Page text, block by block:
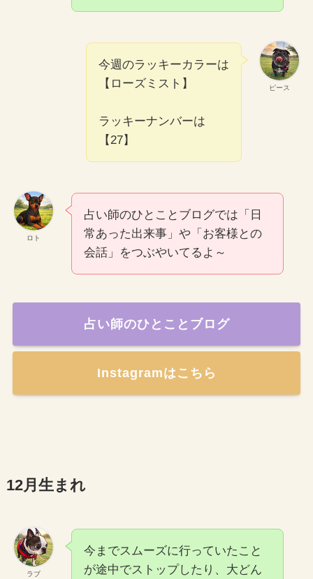
ピース
今週のラッキーカラーは
【ローズミスト】
ラッキーナンバーは
【27】
ロト
占い師のひとことブログでは「日
常あった出来事」や「お客様との
会話」をつぶやいてるよ～
占い師のひとことブログ
Instagramはこちら
12月生まれ
ラブ
今までスムーズに行っていたこと
が途中でストップしたり、大どん